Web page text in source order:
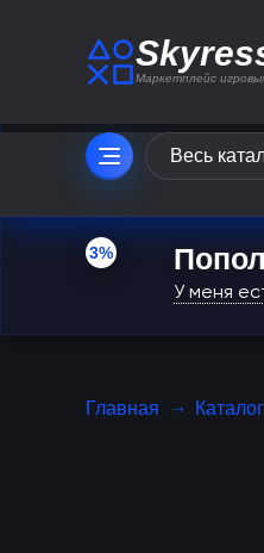
Маркетплейс
Весь
3%
У меня
Главная Каталог